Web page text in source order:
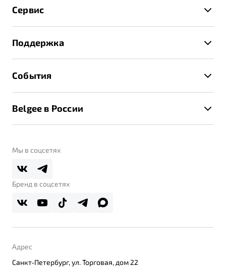
Записаться на тест-драйв
Получить предложение
Трейд-ин
Страхование
Расчет КАСКО
Сервис
Руководство по эксплуатации
Техническое обслуживание
Калькулятор ТО
Поддержка
Помощь на дорогах
Belgee Линк
Belgee Плюс
Реферальная программа
События
Контакты
Belgee в России
О дилерском центре
Правовая информация
Мы в соцсетях
Бренд в соцсетях
Адрес
Санкт-Петербург, ул. Торговая, дом 22